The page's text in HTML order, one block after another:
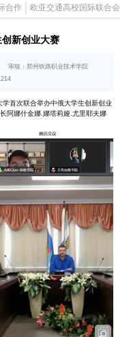
合作 欧亚交通高校国际联合会
新创业大赛
审核：郑州铁路职业技术学院
首次联合举办中俄大学生创新创业
阿娜什金娜.娜塔莉娅.尤里耶夫娜